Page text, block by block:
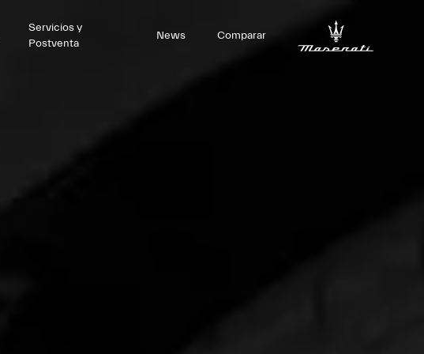
Servicios y
Postventa
News Comparar